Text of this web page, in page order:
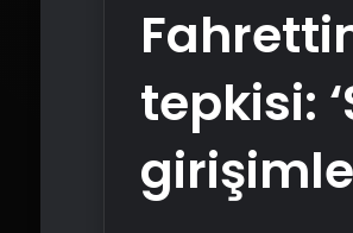
tepkisi: